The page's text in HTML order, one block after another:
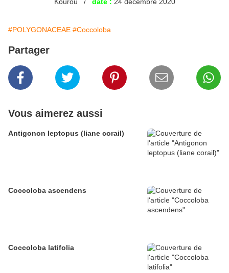
#POLYGONACEAE #Coccoloba
Partager
Vous aimerez aussi
Antigonon leptopus (liane corail)
Coccoloba ascendens
Coccoloba latifolia